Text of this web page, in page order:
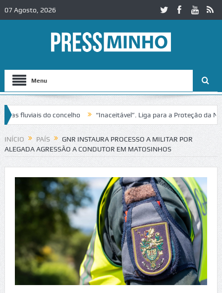
07 Agosto, 2026
Menu
fluviais do concelho “Inaceitável”. Liga para a Proteção da
no IC2 em Alcobaça Igreja do Castelo de Cerveira
INÍCIO PAÍS
GNR INSTAURA PROCESSO A MILITAR POR
ALEGADA AGRESSÃO A CONDUTOR EM MATOSINHOS